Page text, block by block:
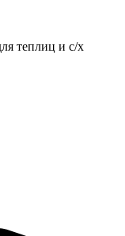
теплиц и с/х